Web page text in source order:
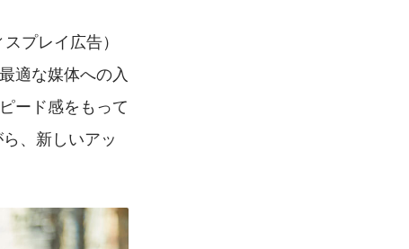
プレイ広告）
適な媒体への入
ード感をもって
、新しいアッ